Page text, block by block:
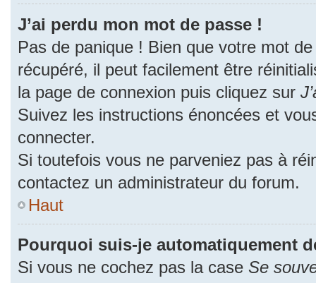
J’ai perdu mon mot de passe !
Pas de panique ! Bien que votre mot
récupéré, il peut facilement être
la page de connexion puis cliquez sur
Suivez les instructions énoncées et
connecter.
Si toutefois vous ne parveniez pas à
contactez un administrateur du forum.
Haut
Pourquoi suis-je automatiquement
Si vous ne cochez pas la case Se